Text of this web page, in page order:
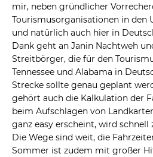
mir, neben gründlicher
Tourismusorganisationen in den
und natürlich auch hier in
Dank geht an Janin Nachtweh
Streitbörger, die für den
Tennessee und Alabama in
Strecke sollte genau geplant
gehört auch die Kalkulation der
beim Aufschlagen von
ganz easy erscheint, wird
Die Wege sind weit, die
Sommer ist zudem mit großer